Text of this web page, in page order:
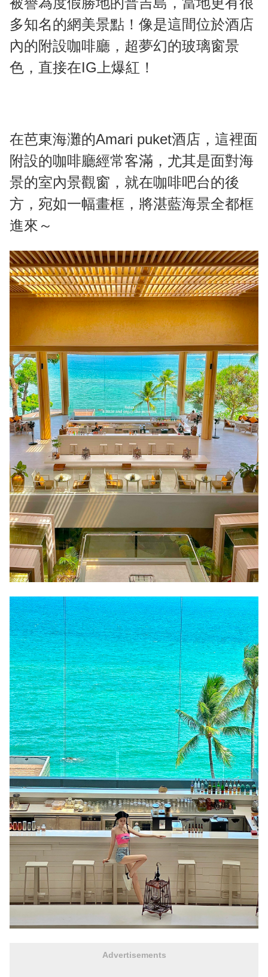
t
e
多知名的網美景點！像是這間位於酒店
內的附設咖啡廳，超夢幻的玻璃窗景
色，直接在IG上爆紅！
在芭東海灘的Amari puket酒店，這裡面
附設的咖啡廳經常客滿，尤其是面對海
景的室內景觀窗，就在咖啡吧台的後
方，宛如一幅畫框，將湛藍海景全都框
進來～
Advertisements